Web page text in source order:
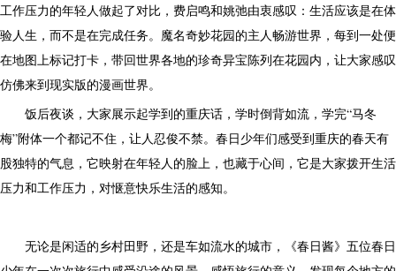
工作压力的年轻人做起了对比，费启鸣和姚弛由衷感叹：生活应该是在体
验人生，而不是在完成任务。魔名奇妙花园的主人畅游世界，每到一处便
在地图上标记打卡，带回世界各地的珍奇异宝陈列在花园内，让大家感叹
仿佛来到现实版的漫画世界。
饭后夜谈，大家展示起学到的重庆话，学时倒背如流，学完“马冬
梅”附体一个都记不住，让人忍俊不禁。春日少年们感受到重庆的春天有
股独特的气息，它映射在年轻人的脸上，也藏于心间，它是大家拨开生活
压力和工作压力，对惬意快乐生活的感知。
无论是闲适的乡村田野，还是车如流水的城市，《春日酱》五位春日